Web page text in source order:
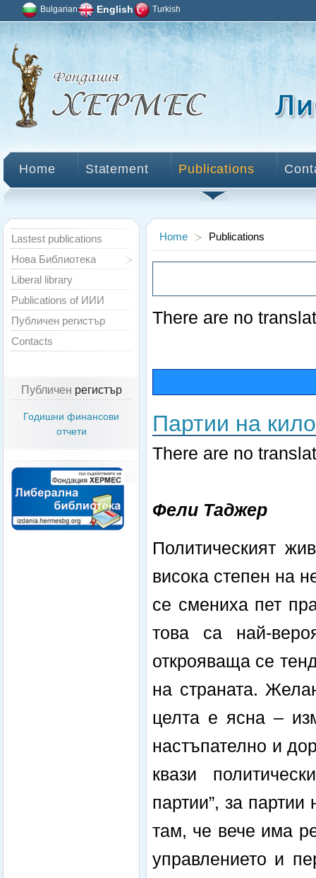
Bulgarian English Turkish
Home Statement Publications
Home Publications
There are no
Партии на
There are no
Фели Таджер
Политическият
висока степен на
се смениха пет
това са най-
открояваща се
на страната.
целта е ясна –
настъпателно и
квази
партии”, за
там, че вече има
управлението и
Lastest publications
Нова Библиотека
Liberal library
Publications of ИИИ
Публичен регистър
Contacts
Публичен регистър
Годишни финансови
отчети